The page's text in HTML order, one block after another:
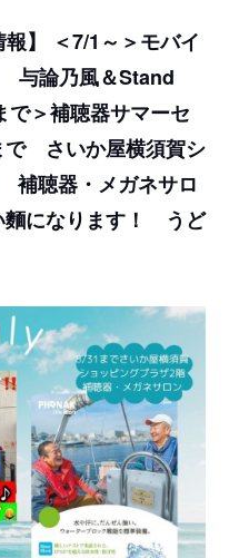
報】 ＜7/1～＞モバイ
与論乃風＆Stand
で＞補聴器サマーセ
で さいか屋横須賀シ
補聴器・メガネサロ
麵になります！ うど